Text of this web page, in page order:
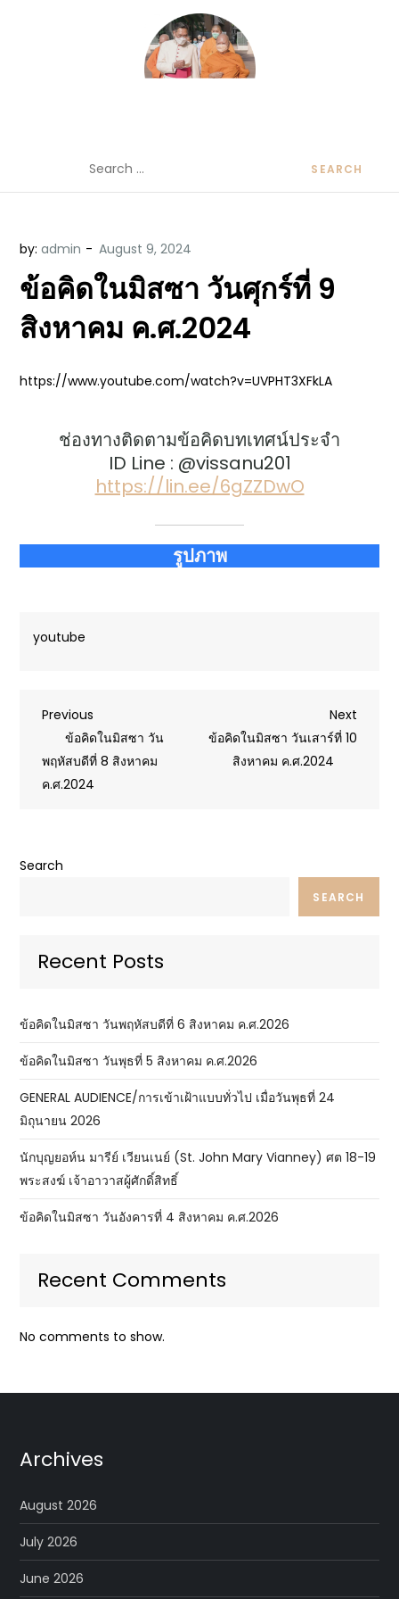
ประทานพระพรแก่พวกท่านท้งหลายเทอญ
for:
by:admin
ข้อคิดในมิสซา วันศุกร์ที่ 9
สิงหาคม ค.ศ.2024
https://www.youtube.com/watch?v=UVPHT3XFkLA
ช่องทางติดตามข้อคิดบทเทศน์ประจำ
ID Line : @vissanu201
https://lin.ee/6gZZDwO
รูปภาพ
youtube
Post
navigation
Previous
Post
Previous
ข้อคิดในมิสซา วัน
พฤหัสบดีที่ 8 สิงหาคม
ค.ศ.2024
Next
Post
Next
ข้อคิดในมิสซา วันเสาร์ที่ 10
สิงหาคม ค.ศ.2024
Search
SEARCH
Recent Posts
ข้อคิดในมิสซา วันพฤหัสบดีที่ 6 สิงหาคม ค.ศ.2026
ข้อคิดในมิสซา วันพุธที่ 5 สิงหาคม ค.ศ.2026
GENERAL AUDIENCE/การเข้าเฝ้าแบบทั่วไป เมื่อวันพุธที่ 24
มิถุนายน 2026
นักบุญยอห์น มารีย์ เวียนเนย์ (St. John Mary Vianney) ศต 18-19
พระสงฆ์ เจ้าอาวาสผู้ศักดิ์สิทธิ์
ข้อคิดในมิสซา วันอังคารที่ 4 สิงหาคม ค.ศ.2026
Recent Comments
No comments to show.
Archives
August 2026
July 2026
June 2026